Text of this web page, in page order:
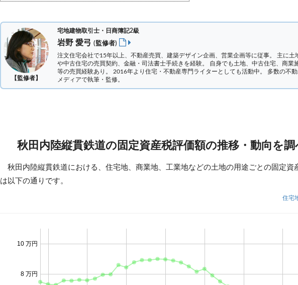
【監修者】
宅地建物取引士・日商簿記2級
岩野 愛弓(監修者)
注文住宅会社で15年以上、不動産売買、建築デザイン企画、営業企画等に従事。 主に土
や中古住宅の売買契約、金融・司法書士手続きを経験。 自身でも土地、中古住宅、商業
等の売買経験あり。 2016年より住宅・不動産専門ライターとしても活動中。 多数の不
メディアで執筆・監修。
秋田内陸縦貫鉄道の固定資産税評価額の推移・動向を調
秋田内陸縦貫鉄道における、住宅地、商業地、工業地などの土地の用途ごとの固定資
は以下の通りです。
住宅
8 万円
10 万円